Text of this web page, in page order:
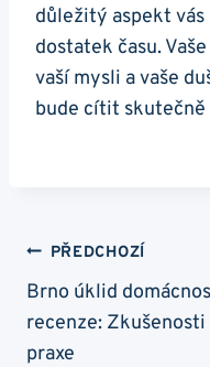
důležitý aspekt
dostatek času.
vaší mysli a vaše
bude cítit skutečně
Navigace
Pro
Příspěvek
PŘEDCHOZÍ
Brno úklid
recenze: Zkušenosti
praxe